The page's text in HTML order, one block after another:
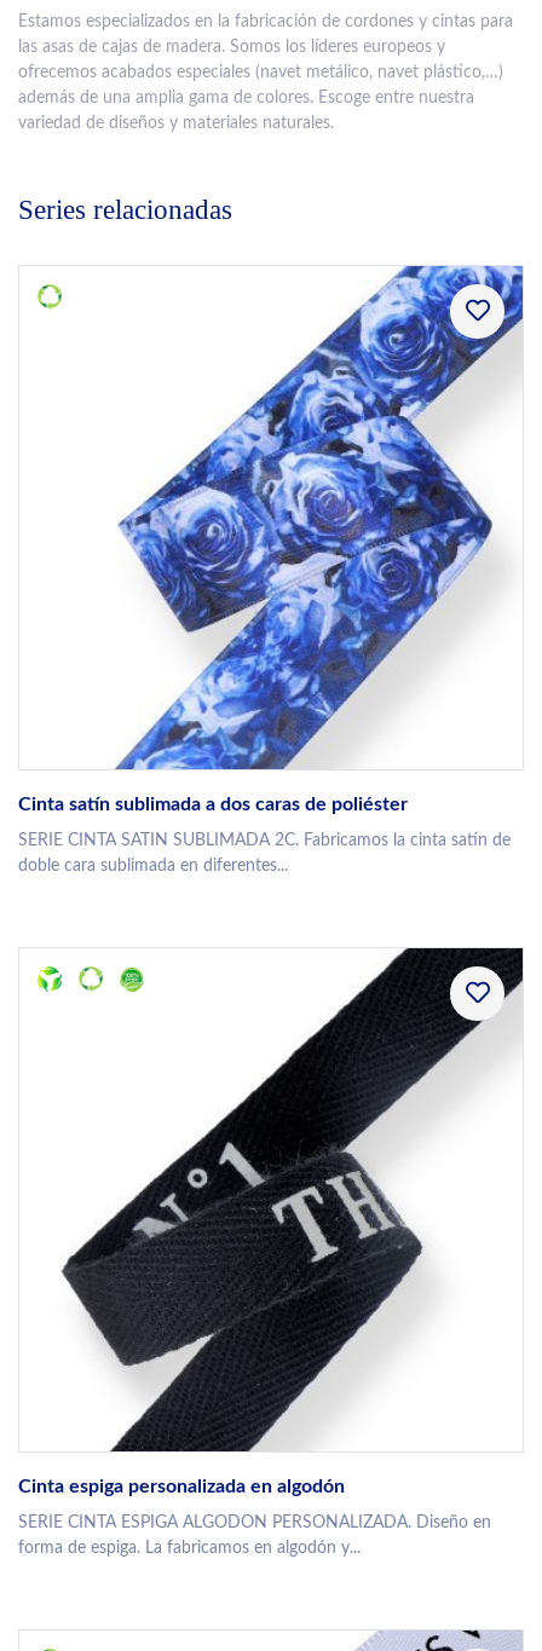
Estamos especializados en la fabricación de cordones y cintas para
las asas de cajas de madera. Somos los líderes europeos y
ofrecemos acabados especiales (navet metálico, navet plástico,…)
además de una amplia gama de colores. Escoge entre nuestra
variedad de diseños y materiales naturales.
Series relacionadas
Cinta satín sublimada a dos caras de poliéster
SERIE CINTA SATIN SUBLIMADA 2C. Fabricamos la cinta satín de
doble cara sublimada en diferentes...
Cinta espiga personalizada en algodón
SERIE CINTA ESPIGA ALGODON PERSONALIZADA. Diseño en
forma de espiga. La fabricamos en algodón y...